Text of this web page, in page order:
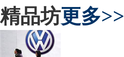
精品坊更多>>